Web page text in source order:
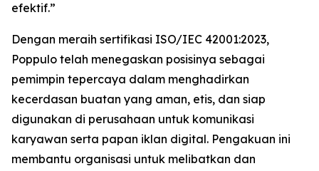
efektif.”
Dengan meraih sertifikasi ISO/IEC 42001:2023,
Poppulo telah menegaskan posisinya sebagai
pemimpin tepercaya dalam menghadirkan
kecerdasan buatan yang aman, etis, dan siap
digunakan di perusahaan untuk komunikasi
karyawan serta papan iklan digital. Pengakuan ini
membantu organisasi untuk melibatkan dan